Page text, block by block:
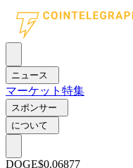
ニュース
マーケット 特集
スポンサー
について
DOGE$0.06877